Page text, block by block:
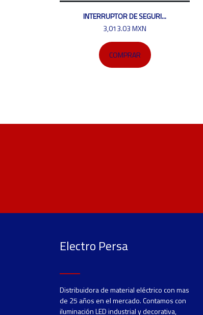
INTERRUPTOR DE SEGURI...
3,013.03 MXN
COMPRAR
Electro Persa
Distribuidora de material eléctrico con mas
de 25 años en el mercado. Contamos con
iluminación LED industrial y decorativa,